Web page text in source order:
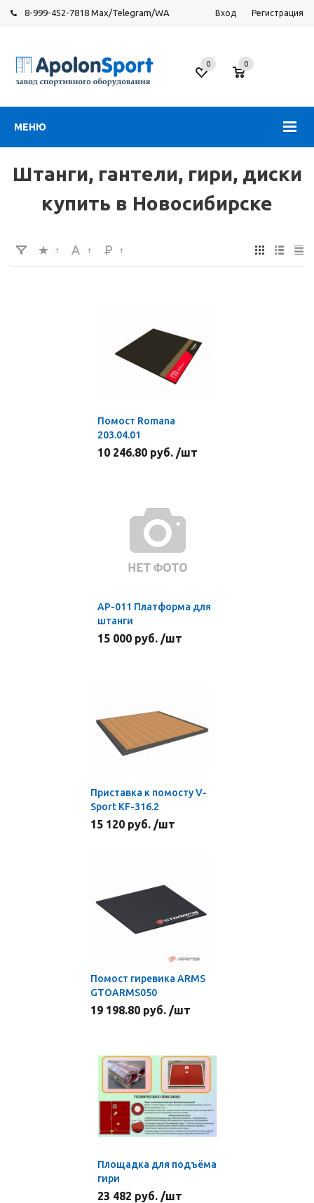
8-999-452-7818 Max/Telegram/WA Вход Регистрация
МЕНЮ
Новосибирск
ул.
0
0
Штанги, гантели, гири, диски
купить в Новосибирске
Помост Romana
203.04.01
10 246.80 руб. /шт
AP-011 Платформа для
штанги
15 000 руб. /шт
Приставка к помосту V-
Sport KF-316.2
15 120 руб. /шт
Помост гиревика ARMS
GTOARMS050
19 198.80 руб. /шт
Площадка для подъёма
гири
23 482 руб. /шт